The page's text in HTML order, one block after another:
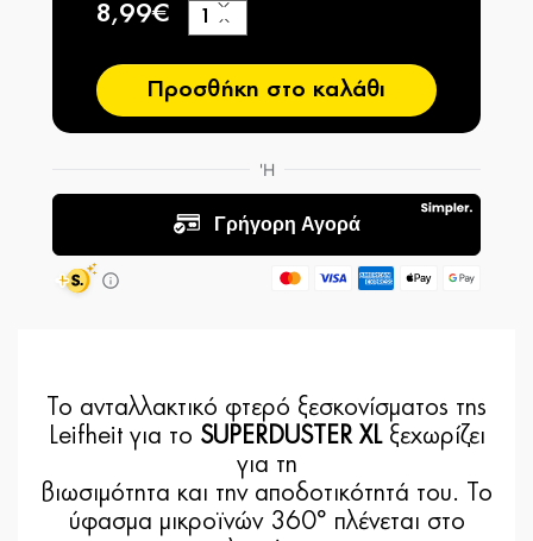
8,99€
−
+
Προσθήκη στο καλάθι
Το ανταλλακτικό φτερό ξεσκονίσματος της
Leifheit για το SUPERDUSTER XLξεχωρίζει
για τη
βιωσιμότητα και την αποδοτικότητά του. Το
ύφασμα μικροϊνών 360° πλένεται στο